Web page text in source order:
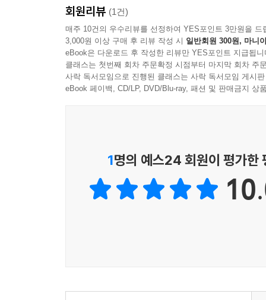
회원리뷰 (1건)
매주 10건의 우수리뷰를 선정하여 YES포인트 3만원을 드
3,000원 이상 구매 후 리뷰 작성 시 일반회원 300원, 마니
eBook은 다운로드 후 작성한 리뷰만 YES포인트 지급됩니
클래스는 첫번째 회차 주문확정 시점부터 마지막 회차 주
사락 독서모임으로 진행된 클래스는 사락 독서모임 게시
eBook 페이백, CD/LP, DVD/Blu-ray, 패션 및 판매금지 상
1명의 예스24 회원이 평가한